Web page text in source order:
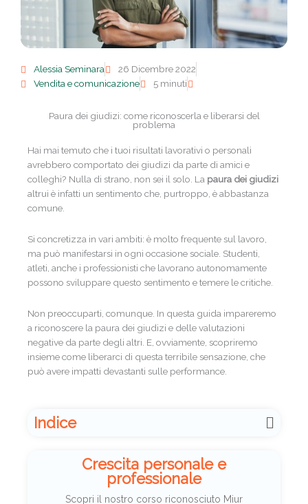
Alessia Seminara
26 Dicembre 2022
Vendita e comunicazione
5 minuti
Paura dei giudizi: come riconoscerla e liberarsi del
problema
Hai mai temuto che i tuoi risultati lavorativi o personali
avrebbero comportato dei giudizi da parte di amici e
colleghi? Nulla di strano, non sei il solo. La paura dei giudizi
altrui è infatti un sentimento che, purtroppo, è abbastanza
comune.
Si concretizza in vari ambiti: è molto frequente sul lavoro,
ma può manifestarsi in ogni occasione sociale. Studenti,
atleti, anche i professionisti che lavorano autonomamente
possono sviluppare questo sentimento e temere le critiche.
Non preoccuparti, comunque. In questa guida impareremo
a riconoscere la paura dei giudizi e delle valutazioni
negative da parte degli altri. E, ovviamente, scopriremo
insieme come liberarci di questa terribile sensazione, che
può avere impatti devastanti sulle performance.
Indice
Crescita personale e
professionale
Scopri il nostro corso riconosciuto Miur